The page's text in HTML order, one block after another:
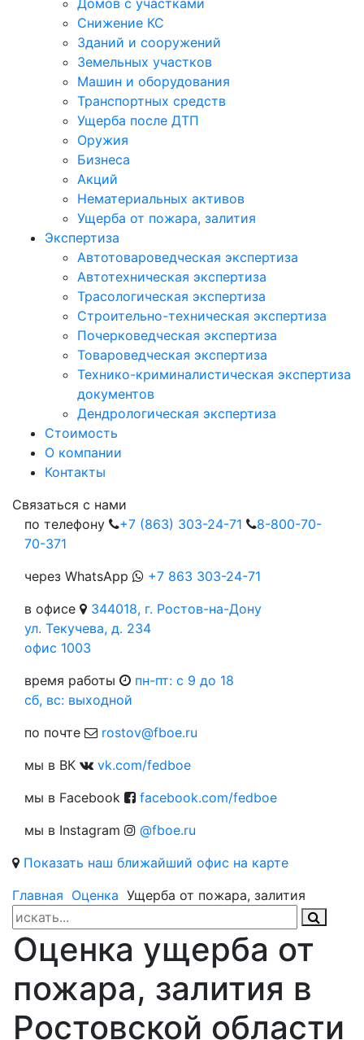
Домов с участками
Снижение КС
Зданий и сооружений
Земельных участков
Машин и оборудования
Транспортных средств
Ущерба после ДТП
Оружия
Бизнеса
Акций
Нематериальных активов
Ущерба от пожара, залития
Экспертиза
Автотовароведческая экспертиза
Автотехническая экспертиза
Трасологическая экспертиза
Строительно-техническая экспертиза
Почерковедческая экспертиза
Товароведческая экспертиза
Технико-криминалистическая экспертиза
документов
Дендрологическая экспертиза
Стоимость
О компании
Контакты
Cвязаться с нами
по телефону
+7 (863) 303-24-71
8-800-70-
70-371
через WhatsApp
+7 863 303-24-71
в офисе
344018, г. Ростов-на-Дону
ул. Текучева, д. 234
офис 1003
время работы
пн-пт: c 9 до 18
сб, вс: выходной
по почте
rostov@fboe.ru
мы в ВК
vk.com/fedboe
мы в Facebook
facebook.com/fedboe
мы в Instagram
@fboe.ru
Показать наш ближайший офис на карте
Главная Оценка Ущерба от пожара, залития
Оценка ущерба от
пожара, залития в
Ростовской области